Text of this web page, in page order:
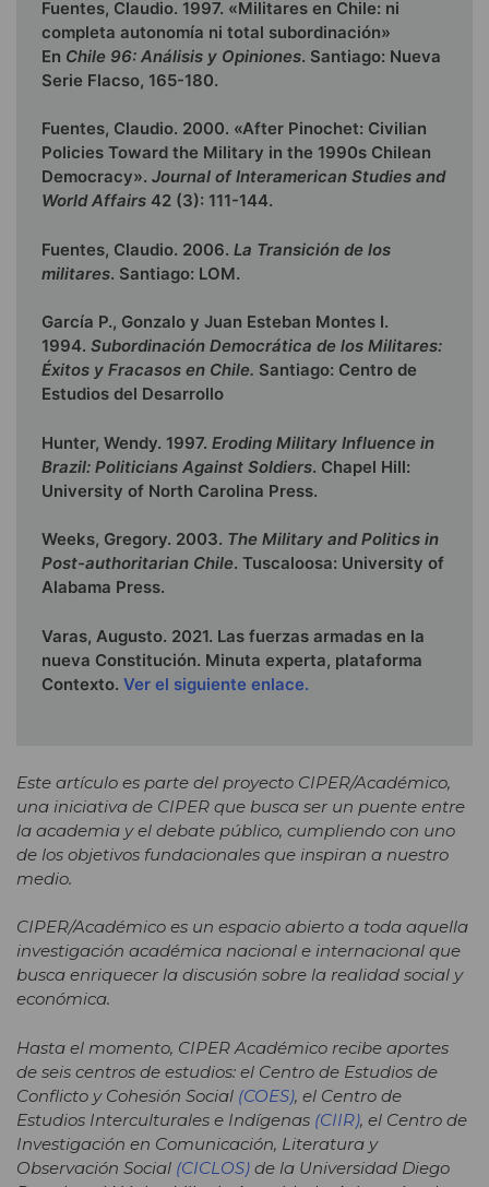
Fuentes, Claudio. 1997. «Militares en Chile: ni
completa autonomía ni total subordinación»
En Chile 96: Análisis y Opiniones. Santiago: Nueva
Serie Flacso, 165-180.
Fuentes, Claudio. 2000. «After Pinochet: Civilian
Policies Toward the Military in the 1990s Chilean
Democracy». Journal of Interamerican Studies and
World Affairs 42 (3): 111-144.
Fuentes, Claudio. 2006. La Transición de los
militares. Santiago: LOM.
García P., Gonzalo y Juan Esteban Montes I.
1994. Subordinación Democrática de los Militares:
Éxitos y Fracasos en Chile. Santiago: Centro de
Estudios del Desarrollo
Hunter, Wendy. 1997. Eroding Military Influence in
Brazil: Politicians Against Soldiers. Chapel Hill:
University of North Carolina Press.
Weeks, Gregory. 2003. The Military and Politics in
Post-authoritarian Chile. Tuscaloosa: University of
Alabama Press.
Varas, Augusto. 2021. Las fuerzas armadas en la
nueva Constitución. Minuta experta, plataforma
Contexto. Ver el siguiente enlace.
Este artículo es parte del proyecto CIPER/Académico,
una iniciativa de CIPER que busca ser un puente entre
la academia y el debate público, cumpliendo con uno
de los objetivos fundacionales que inspiran a nuestro
medio.
CIPER/Académico es un espacio abierto a toda aquella
investigación académica nacional e internacional que
busca enriquecer la discusión sobre la realidad social y
económica.
Hasta el momento, CIPER Académico recibe aportes
de seis centros de estudios: el Centro de Estudios de
Conflicto y Cohesión Social (COES), el Centro de
Estudios Interculturales e Indígenas (CIIR), el Centro de
Investigación en Comunicación, Literatura y
Observación Social (CICLOS) de la Universidad Diego